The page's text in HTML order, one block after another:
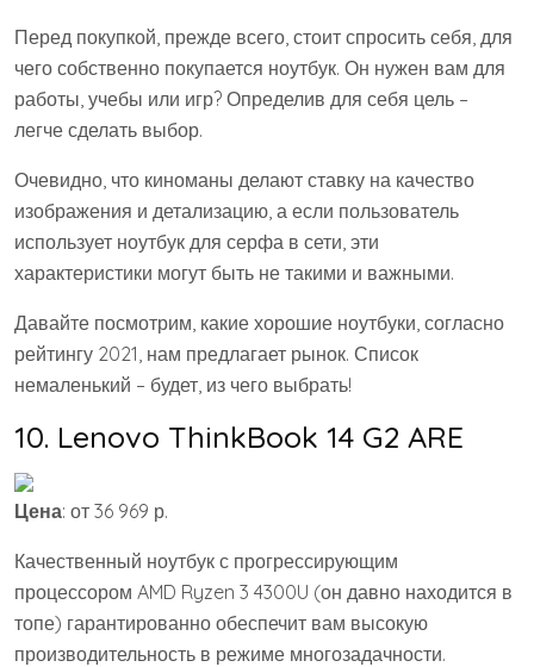
Перед покупкой, прежде всего, стоит спросить себя, для
чего собственно покупается ноутбук. Он нужен вам для
работы, учебы или игр? Определив для себя цель –
легче сделать выбор.
Очевидно, что киноманы делают ставку на качество
изображения и детализацию, а если пользователь
использует ноутбук для серфа в сети, эти
характеристики могут быть не такими и важными.
Давайте посмотрим, какие хорошие ноутбуки, согласно
рейтингу 2021, нам предлагает рынок. Список
немаленький – будет, из чего выбрать!
10. Lenovo ThinkBook 14 G2 ARE
Цена: от 36 969 р.
Качественный ноутбук с прогрессирующим
процессором AMD Ryzen 3 4300U (он давно находится в
топе) гарантированно обеспечит вам высокую
производительность в режиме многозадачности.